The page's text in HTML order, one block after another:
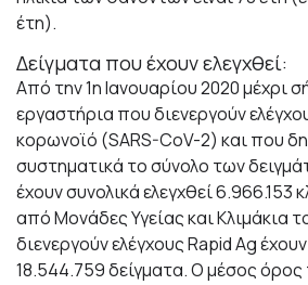
έτη).
Δείγματα που έχουν ελεγχθεί:
Από την 1η Ιανουαρίου 2020 μέχρι
εργαστήρια που διενεργούν
κορωνοϊό (SARS-CoV-2) και που
συστηματικά το σύνολο των
έχουν συνολικά ελεγχθεί 6.966.153
από Μονάδες Υγείας και Κλιμάκια
διενεργούν ελέγχους Rapid Ag
18.544.759 δείγματα. O μέσος